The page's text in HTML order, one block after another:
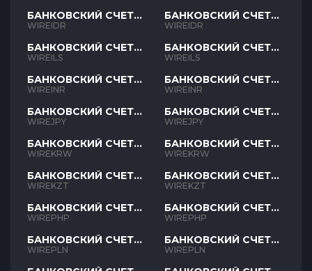
БАНКОВСКИЙ СЧЕТ
IDR
WIREIDR
БАНКОВСКИЙ СЧЕТ
ILS
WIREILS
БАНКОВСКИЙ СЧЕТ
INR
WIREINR
БАНКОВСКИЙ СЧЕТ
JPY
WIREJPY
БАНКОВСКИЙ СЧЕТ
KRW
WIREKRW
БАНКОВСКИЙ СЧЕТ
KZT
WIREKZT
БАНКОВСКИЙ СЧЕТ
PHP
WIREPHP
БАНКОВСКИЙ СЧЕТ
PLN
WIREPLN
БАНКОВСКИЙ СЧЕТ
IDR
WIREIDR
БАНКОВСКИЙ СЧЕТ
ILS
WIREILS
БАНКОВСКИЙ СЧЕТ
INR
WIREINR
БАНКОВСКИЙ СЧЕТ
JPY
WIREJPY
БАНКОВСКИЙ СЧЕТ
KRW
WIREKRW
БАНКОВСКИЙ СЧЕТ
KZT
WIREKZT
БАНКОВСКИЙ СЧЕТ
PHP
WIREPHP
БАНКОВСКИЙ СЧЕТ
PLN
WIREPLN